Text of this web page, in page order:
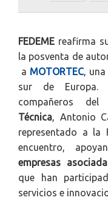
FEDEME reafirma
la posventa de
a MOTORTEC ,
sur de Europa.
compañeros del
Técnica , Antonio
representado a la
encuentro,
empresas
que han
servicios e